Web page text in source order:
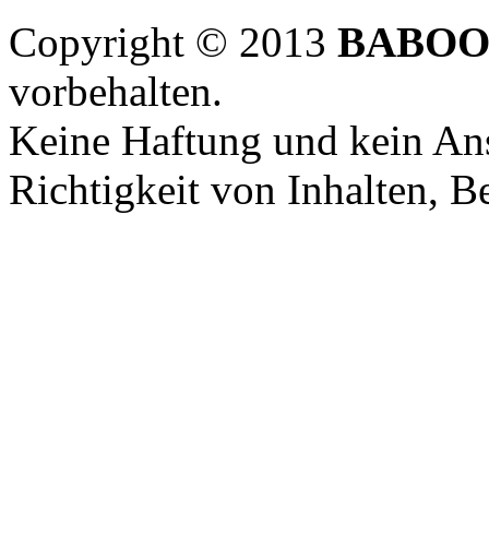
Copyright © 2013
vorbehalten.
Keine Haftung und kein
Richtigkeit von Inhalten,